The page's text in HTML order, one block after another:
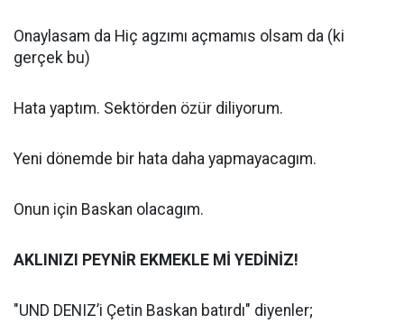
Onaylasam da Hiç agzımı açmamıs olsam da (ki
gerçek bu)
Hata yaptım. Sektörden özür diliyorum.
Yeni dönemde bir hata daha yapmayacagım.
Onun için Baskan olacagım.
AKLINIZI PEYNİR EKMEKLE Mİ YEDİNİZ!
"UND DENIZ’i Çetin Baskan batırdı" diyenler;